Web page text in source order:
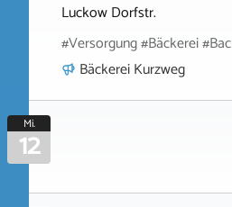
Luckow Dorfstr.
#Versorgung #Bäckerei
Bäckerei Kurzweg
Mi.
12